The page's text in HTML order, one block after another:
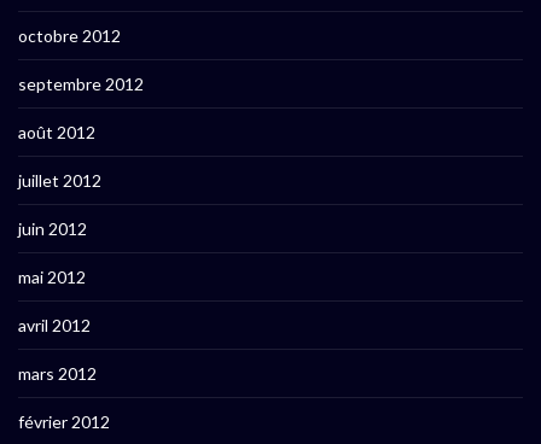
octobre 2012
septembre 2012
août 2012
juillet 2012
juin 2012
mai 2012
avril 2012
mars 2012
février 2012